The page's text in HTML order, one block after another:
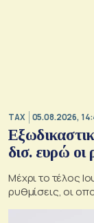
TAX 05.08.2026,
δισ. ευρώ οι
Μέχρι το τέλος
ρυθμίσεις, οι